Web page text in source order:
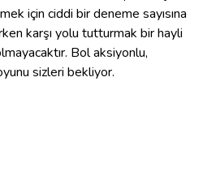
için ciddi bir deneme sayısına
karşı yolu tutturmak bir hayli
Bol aksiyonlu,
sizleri bekliyor.